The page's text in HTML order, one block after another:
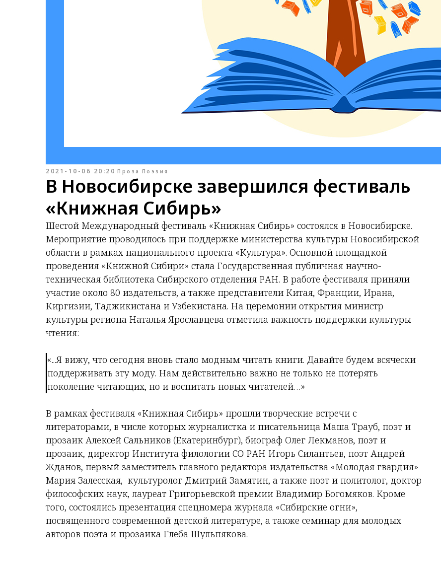
2021-10-06 20:20 Проза Поэзия
В Новосибирске завершился фестиваль
«Книжная Сибирь»
Шестой Международный фестиваль «Книжная Сибирь» состоялся в Новосибирске.
Мероприятие проводилось при поддержке министерства культуры Новосибирской
области в рамках национального проекта «Культура». Основной площадкой
проведения «Книжной Сибири» стала Государственная публичная научно-
техническая библиотека Сибирского отделения РАН. В работе фестиваля приняли
участие около 80 издательств, а также представители Китая, Франции, Ирана,
Киргизии, Таджикистана и Узбекистана. На церемонии открытия министр
культуры региона Наталья Ярославцева отметила важность поддержки культуры
чтения:
«...Я вижу, что сегодня вновь стало модным читать книги. Давайте будем всячески
поддерживать эту моду. Нам действительно важно не только не потерять
поколение читающих, но и воспитать новых читателей…»
В рамках фестиваля «Книжная Сибирь» прошли творческие встречи с
литераторами, в числе которых журналистка и писательница Маша Трауб, поэт и
прозаик Алексей Сальников (Екатеринбург), биограф Олег Лекманов, поэт и
прозаик, директор Института филологии СО РАН Игорь Силантьев, поэт Андрей
Жданов, первый заместитель главного редактора издательства «Молодая гвардия»
Мария Залесская, культуролог Дмитрий Замятин, а также поэт и политолог, доктор
философских наук, лауреат Григорьевской премии Владимир Богомяков. Кроме
того, состоялись презентация спецномера журнала «Сибирские огни»,
посвященного современной детской литературе, а также семинар для молодых
авторов поэта и прозаика Глеба Шульпякова.